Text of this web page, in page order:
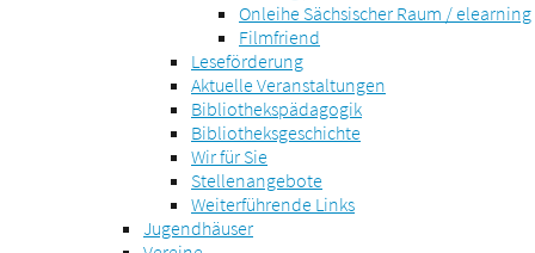
Onleihe Sächsischer Raum / elearning
Filmfriend
Leseförderung
Aktuelle Veranstaltungen
Bibliothekspädagogik
Bibliotheksgeschichte
Wir für Sie
Stellenangebote
Weiterführende Links
Jugendhäuser